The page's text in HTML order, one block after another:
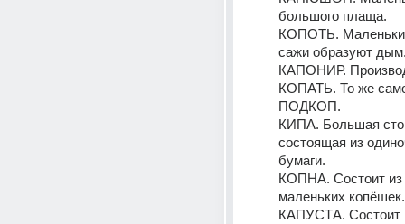
большого плаща.
КОПОТЬ.
сажи образуют
КАПОНИР.
КОПАТЬ. То же
ПОДКОП.
КИПА. Большая
состоящая из
бумаги.
КОПНА. Состоит из
маленьких копёшек.
КАПУСТА. Состоит